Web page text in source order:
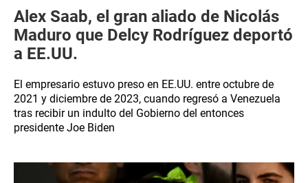
Alex Saab, el gran aliado de Nicolás
Maduro que Delcy Rodríguez deportó
a EE.UU.
El empresario estuvo preso en EE.UU. entre octubre de
2021 y diciembre de 2023, cuando regresó a Venezuela
tras recibir un indulto del Gobierno del entonces
presidente Joe Biden